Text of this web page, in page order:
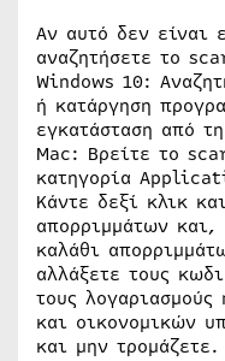
Αν αυτό δεν είναι
αναζητήσετε το
Windows 10:
ή κατάργηση
εγκατάσταση από
Mac: Βρείτε το
κατηγορία
Κάντε δεξί κλικ
απορριμμάτων και,
καλάθι
αλλάξετε τους
τους λογαριασμούς
και οικονομικών
και μην τρομάζετε.